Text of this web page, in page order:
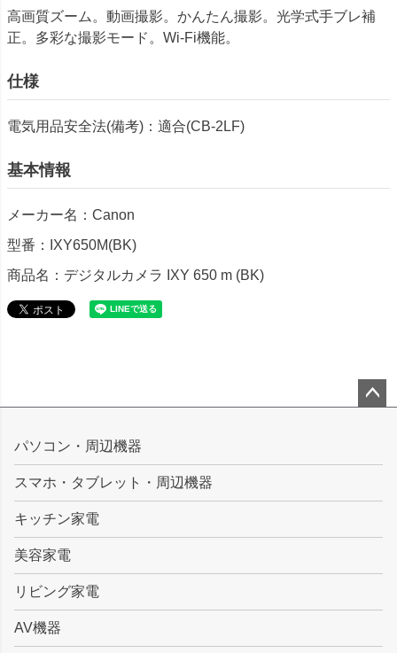
高画質ズーム。動画撮影。かんたん撮影。光学式手ブレ補
正。多彩な撮影モード。Wi-Fi機能。
仕様
電気用品安全法(備考)：適合(CB-2LF)
基本情報
メーカー名：Canon
型番：IXY650M(BK)
商品名：デジタルカメラ IXY 650 m (BK)
ップ
パソコン・周辺機器
スマホ・タブレット・周辺機器
キッチン家電
美容家電
リビング家電
AV機器